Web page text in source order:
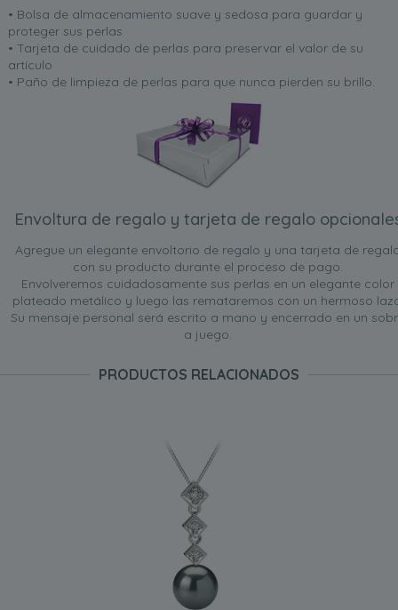
• Bolsa de almacenamiento suave y sedosa para guardar y
proteger sus perlas
• Tarjeta de cuidado de perlas para preservar el valor de su
artículo
• Paño de limpieza de perlas para que nunca pierden su brillo.
Envoltura de regalo y tarjeta de regalo
Agregue un elegante envoltorio de regalo y una tarjeta de
con su producto durante el proceso de pago.
Envolveremos cuidadosamente sus perlas en un elegante color
plateado metálico y luego las remataremos con un hermoso
Su mensaje personal será escrito a mano y encerrado en un
a juego.
PRODUCTOS RELACIONADOS